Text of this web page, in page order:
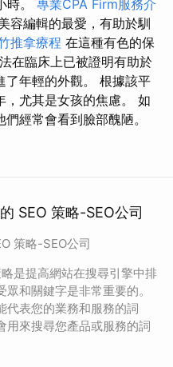
時。 專業CPA Firm服務介
容編輯的最愛，有助於馴
推拿療程 在這種有色的保
在臨床上已被證明有助於
了年輕的外觀。 根據該平
，尤其是女孩的焦慮。 如
經常會看到臉部醜陋。
SEO 策略-SEO公司
策略-SEO公司
是提高網站在搜尋引擎中排
和關鍵字是非常重要的。
代表您的業務和服務的詞
用來搜尋您產品或服務的詞